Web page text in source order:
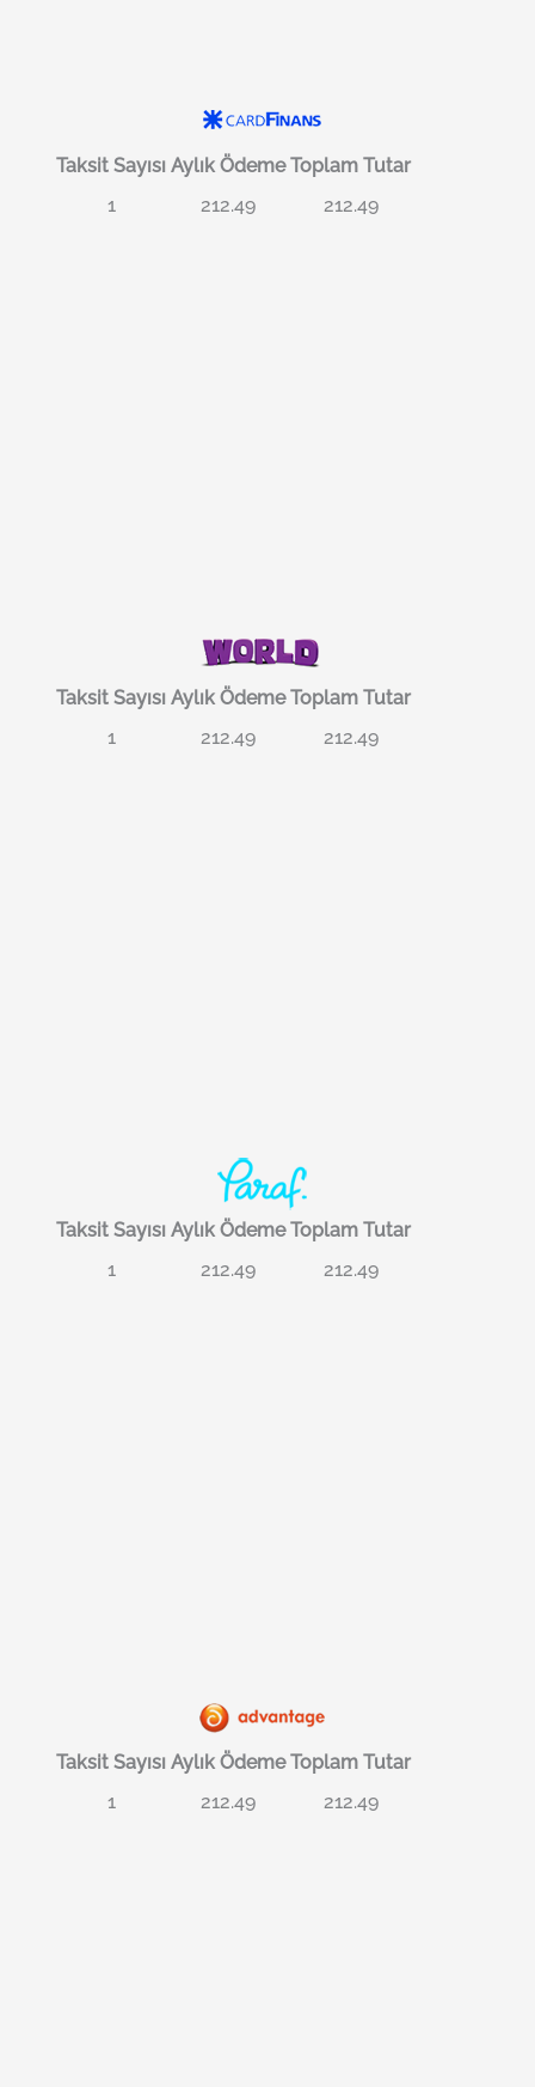
Taksit Sayısı Aylık Ödeme Toplam Tutar
1
212.49 212.49
Taksit Sayısı Aylık Ödeme Toplam Tutar
1
212.49 212.49
Taksit Sayısı Aylık Ödeme Toplam Tutar
1
212.49 212.49
Taksit Sayısı Aylık Ödeme Toplam Tutar
1
212.49 212.49